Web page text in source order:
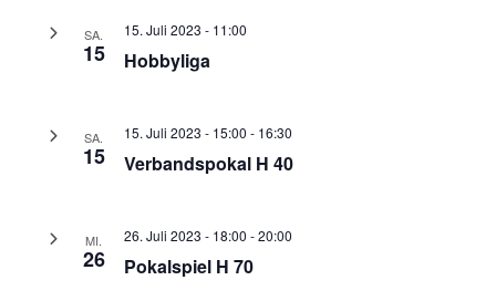
SA.
15 Hobbyliga
15. Juli 2023 - 11:00
SA.
15 Verbandspokal H 40
15. Juli 2023 - 15:00 - 16:30
MI.
26 Pokalspiel H 70
26. Juli 2023 - 18:00 -20:00